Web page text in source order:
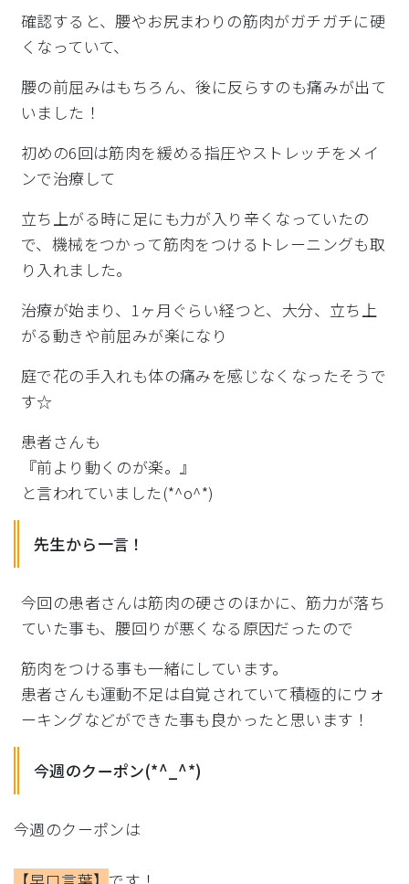
確認すると、腰やお尻まわりの筋肉がガチガチに硬
くなっていて、
腰の前屈みはもちろん、後に反らすのも痛みが出て
いました！
初めの6回は筋肉を緩める指圧やストレッチをメイ
ンで治療して
立ち上がる時に足にも力が入り辛くなっていたの
で、機械をつかっ て筋肉をつけるトレーニングも取
り入れました。
治療が始まり、1ヶ月ぐらい経つと、大分、立ち上
がる動きや前屈みが楽になり
庭で花の手入れも体の痛みを感じなくなったそうで
す☆
患者さんも
『前より動くのが楽。』
と言われていました(*^o^*)
先生から一言！
今回の患者さんは筋肉の硬さのほかに、筋力が落ち
ていた事も、腰回りが悪くなる原因だったので
筋肉をつける事も一緒にしています。
患者さんも運動不足は自覚されていて積極的にウォ
ーキングなどができた事も良かったと思います！
今週のクーポン(*^_^*)
今週のクーポンは